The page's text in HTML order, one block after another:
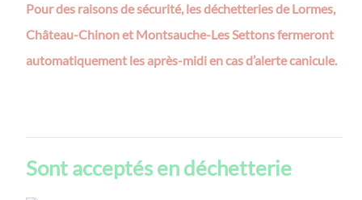
Pour des raisons de sécurité, les déchetteries de Lormes,
Château-Chinon et Montsauche-Les Settons fermeront
automatiquement les après-midi en cas d’alerte canicule.
Sont acceptés en déchetterie